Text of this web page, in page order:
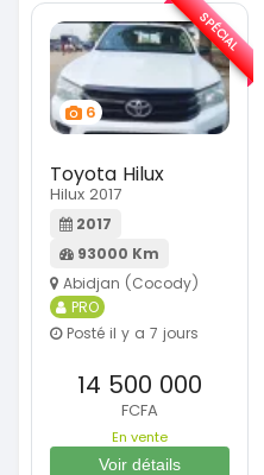
6
Toyota Hilux
Hilux 2017
2017
93000 Km
Abidjan (Cocody)
PRO
Posté il y a 7 jours
14 500 000
FCFA
En vente
Voir détails
SPÉCIAL